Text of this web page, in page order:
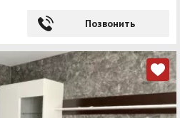
Позвонить